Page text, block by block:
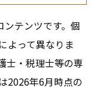
ンテンツです。個
よって異なりま
士・税理士等の専
2026年6月時点の